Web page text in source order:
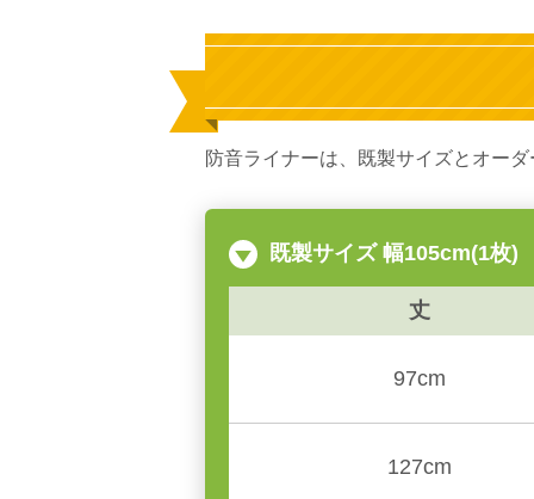
防音ライナーは、既製サイズとオー
既製サイズ 幅105cm(1枚)
丈
97cm
127cm